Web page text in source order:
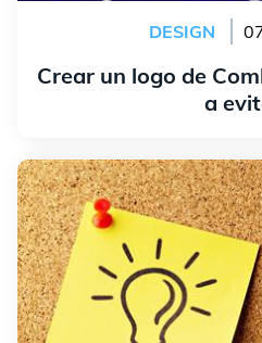
DESIGN
Crear un logo de
a
Cómo crear tu propio